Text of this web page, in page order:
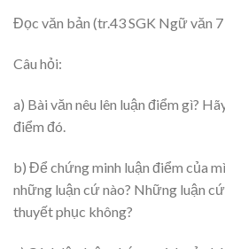
Đọc văn bản (tr.43 SGK Ngữ văn
Câu hỏi:
a) Bài văn nêu lên luận điểm gì?
điểm đó.
b) Để chứng minh luận điểm của
những luận cứ nào? Những luận
thuyết phục không?